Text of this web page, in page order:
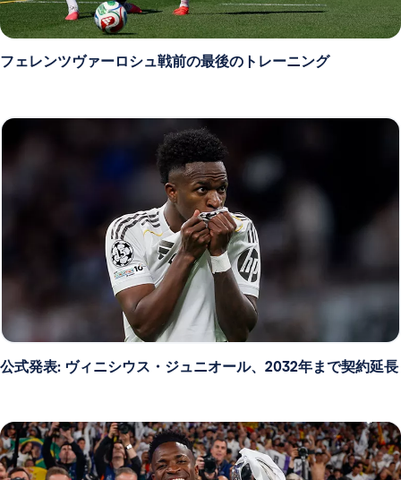
フェレンツヴァーロシュ戦前の最後のトレーニング
公式発表: ヴィニシウス・ジュニオール、2032年まで契約延長